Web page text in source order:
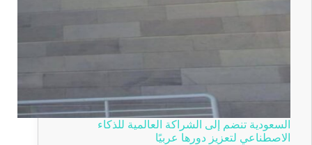
السعودية تنضم إلى الشراكة العالمية للذكاء
الاصطناعي لتعزيز دورها عربيًا